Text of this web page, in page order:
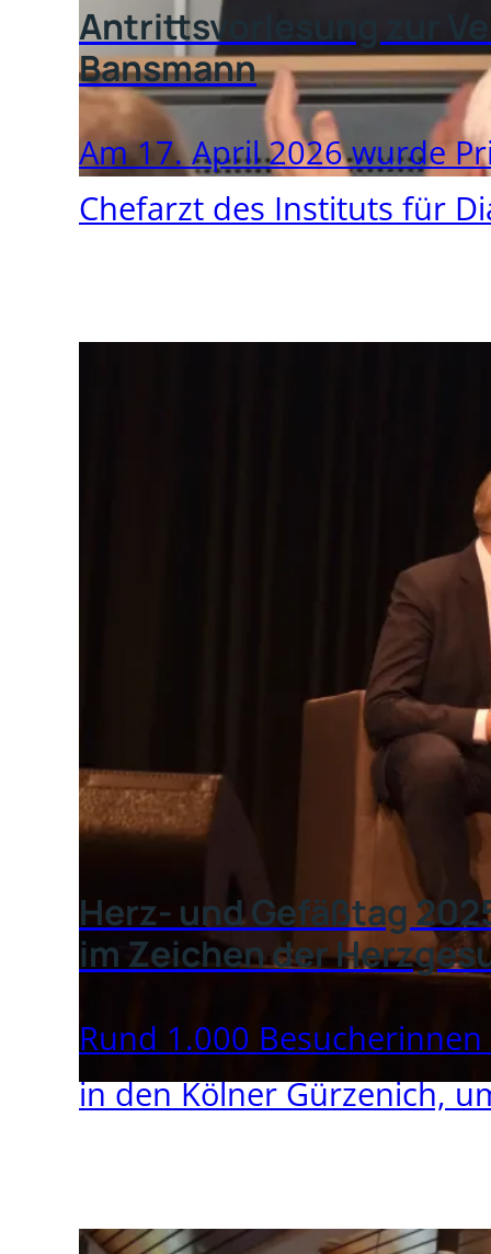
Antrittsvorlesung zur
Bansmann
Am 17. April 2026 wurde
Chefarzt des Instituts für
Herz- und Gefäßtag
im Zeichen der
Rund 1.000
in den Kölner Gürzenich,